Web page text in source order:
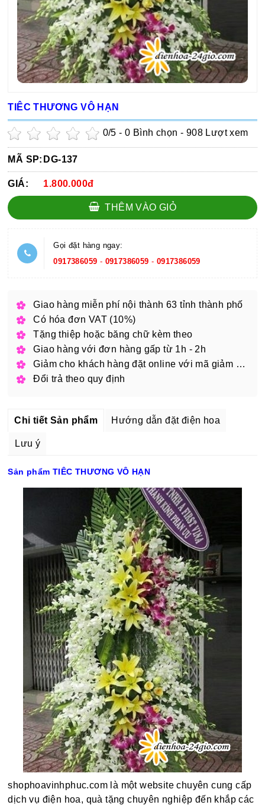
TIÊC THƯƠNG VÔ HẠN
0/5 -0 Bình chọn - 908 Lượt xem
MÃ SP: DG-137
GIÁ: 1.800.000đ
THÊM VÀO GIỎ
Gọi đặt hàng ngay:
0917386059 - 0917386059 - 0917386059
Giao hàng miễn phí nội thành 63 tỉnh thành phố
Có hóa đơn VAT (10%)
Tặng thiệp hoặc băng chữ kèm theo
Giao hàng với đơn hàng gấp từ 1h - 2h
Giảm cho khách hàng đặt online với mã giảm giá
Đổi trả theo quy định
Chi tiết Sản phẩm Hướng dẫn đặt điện hoa
Lưu ý
Sản phẩm TIÊC THƯƠNG VÔ HẠN
shophoavinhphuc.com là một website chuyên cung cấp
dịch vụ điện hoa, quà tặng chuyên nghiệp đến khắp các